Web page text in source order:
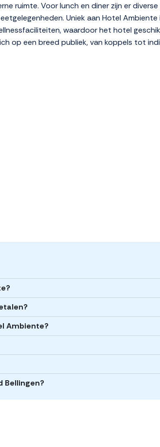
ruimte. Voor lunch en diner zijn er
Uniek aan Hotel
waardoor het hotel
op een breed publiek, van koppels tot
Ambiente?
Bellingen?